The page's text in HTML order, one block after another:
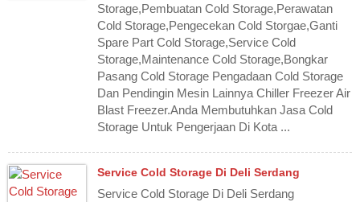
Storage,Pembuatan Cold Storage,Perawatan
Cold Storage,Pengecekan Cold Storgae,Ganti
Spare Part Cold Storage,Service Cold
Storage,Maintenance Cold Storage,Bongkar
Pasang Cold Storage Pengadaan Cold Storage
Dan Pendingin Mesin Lainnya Chiller Freezer Air
Blast Freezer.Anda Membutuhkan Jasa Cold
Storage Untuk Pengerjaan Di Kota ...
Service Cold Storage Di Deli Serdang
Service Cold Storage Di Deli Serdang